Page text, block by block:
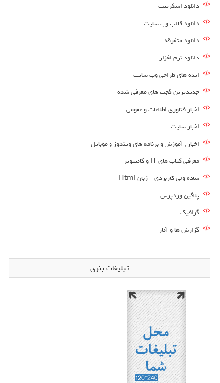
دانلود اسکریپت
دانلود قالب وب سایت
دانلود متفرقه
دانلود نرم افزار
ایده های طراحی وب سایت
جدیدترین گجت های معرفی شده
اخبار فناوری اطلاعات و عمومی
اخبار سایت
اخبار , آموزش و برنامه های ویندوز و موبایل
معرفی کتاب های IT و کامپیوتر
ساده ولی کاربردی – زبان Html
پلاگین وردپرس
گرافیک
گزارش ها و آمار
تبلیغات بنری